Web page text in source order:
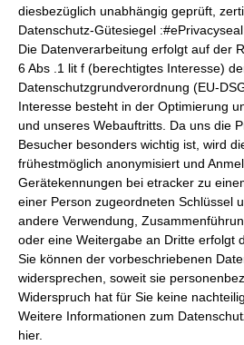
diesbezüglich unabhängig geprüft,
Datenschutz-Gütesiegel
Die Datenverarbeitung erfolgt auf der
6 Abs .1 lit f (berechtigtes Interesse)
Datenschutzgrundverordnung (EU-
Interesse besteht in der Optimierung
und unseres Webauftritts. Da uns die
Besucher besonders wichtig ist, wird
frühestmöglich anonymisiert und
Gerätekennungen bei etracker zu
einer Person zugeordneten Schlüssel
andere Verwendung,
oder eine Weitergabe an Dritte erfolgt
Sie können der vorbeschriebenen
widersprechen, soweit sie
Widerspruch hat für Sie keine
Weitere Informationen zum
hier.